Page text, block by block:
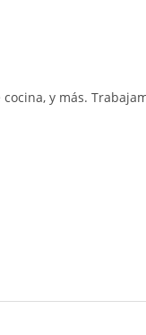
y más.